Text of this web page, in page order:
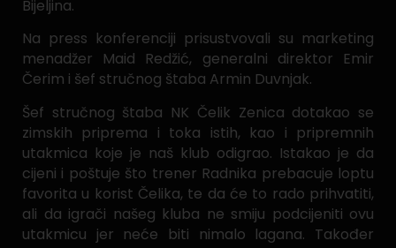
Bijeljina.
Na press konferenciji prisustvovali su marketing
menadžer Maid Redžić, generalni direktor Emir
Čerim i šef stručnog štaba Armin Duvnjak.
Šef stručnog štaba NK Čelik Zenica dotakao se
zimskih priprema i toka istih, kao i pripremnih
utakmica koje je naš klub odigrao. Istakao je da
cijeni i poštuje što trener Radnika prebacuje loptu
favorita u korist Čelika, te da će to rado prihvatiti,
ali da igrači našeg kluba ne smiju podcijeniti ovu
utakmicu jer neće biti nimalo lagana. Također